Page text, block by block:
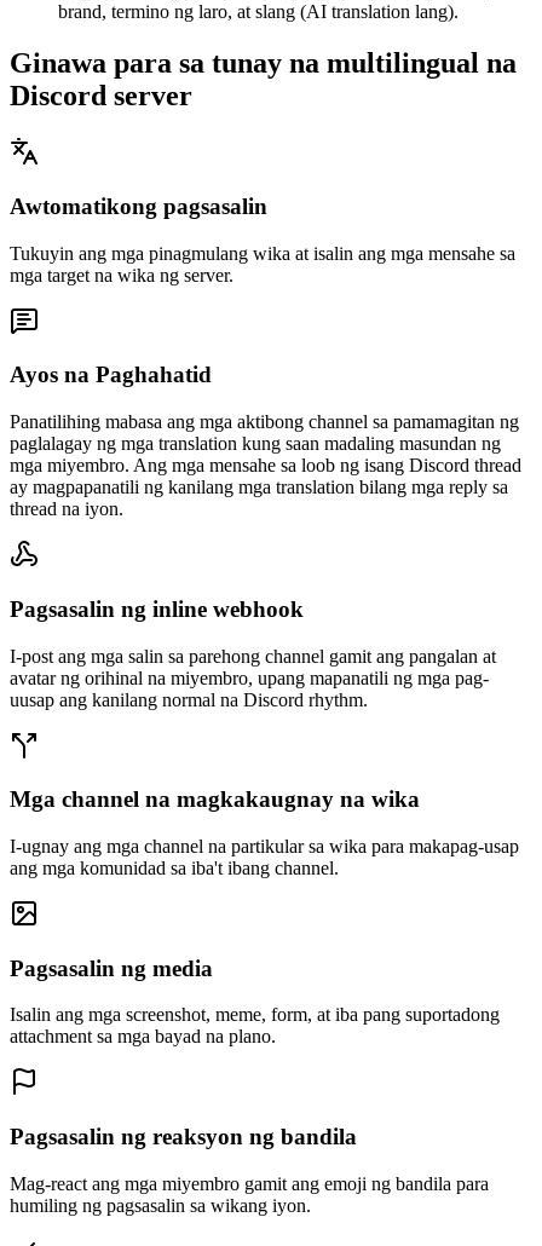
brand, termino ng laro, at slang (AI translation lang).
Ginawa para sa tunay na multilingual na
Discord server
Awtomatikong pagsasalin
Tukuyin ang mga pinagmulang wika at isalin ang mga mensahe sa
mga target na wika ng server.
Ayos na Paghahatid
Panatilihing mabasa ang mga aktibong channel sa pamamagitan ng
paglalagay ng mga translation kung saan madaling masundan ng
mga miyembro. Ang mga mensahe sa loob ng isang Discord thread
ay magpapanatili ng kanilang mga translation bilang mga reply sa
thread na iyon.
Pagsasalin ng inline webhook
I-post ang mga salin sa parehong channel gamit ang pangalan at
avatar ng orihinal na miyembro, upang mapanatili ng mga pag-
uusap ang kanilang normal na Discord rhythm.
Mga channel na magkakaugnay na wika
I-ugnay ang mga channel na partikular sa wika para makapag-usap
ang mga komunidad sa iba't ibang channel.
Pagsasalin ng media
Isalin ang mga screenshot, meme, form, at iba pang suportadong
attachment sa mga bayad na plano.
Pagsasalin ng reaksyon ng bandila
Mag-react ang mga miyembro gamit ang emoji ng bandila para
humiling ng pagsasalin sa wikang iyon.